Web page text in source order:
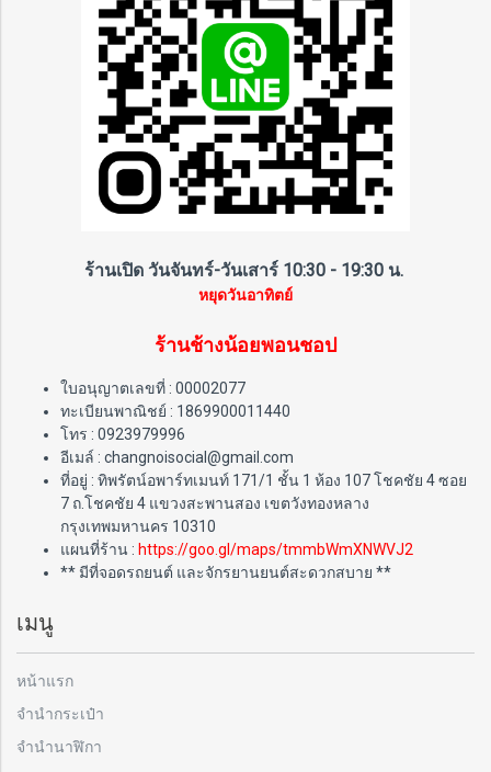
ร้านเปิด วันจันทร์-วันเสาร์ 10:30 - 19:30 น.
หยุดวันอาทิตย์
ร้านช้างน้อยพอนชอป
ใบอนุญาตเลขที่ : 00002077
ทะเบียนพาณิชย์ : 1869900011440
โทร : 0923979996
อีเมล์ : changnoisocial@gmail.com
ที่อยู่ : ทิพรัตน์อพาร์ทเมนท์ 171/1 ชั้น 1 ห้อง 107 โชคชัย 4 ซอย
7 ถ.โชคชัย 4 แขวงสะพานสอง เขตวังทองหลาง
กรุงเทพมหานคร 10310
แผนที่ร้าน : https://goo.gl/maps/tmmbWmXNWVJ2
** มีที่จอดรถยนต์ และจักรยานยนต์สะดวกสบาย **
เมนู
หน้าแรก
จำนำกระเป๋า
จำนำนาฬิกา